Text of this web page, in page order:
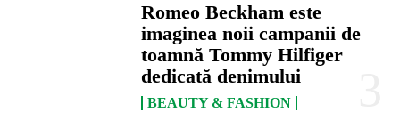
Romeo Beckham este
imaginea noii campanii de
toamnă Tommy Hilfiger
dedicată denimului
BEAUTY & FASHION